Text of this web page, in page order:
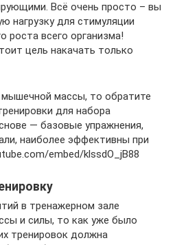
Всё очень просто – вы
нагрузку для стимуляции
роста всего организма!
цель накачать только
массы, то обратите
для набора
— базовые упражнения,
наиболее эффективны при
embed/klssdO_jB88
в тренажерном зале
и силы, то как уже было
тренировок должна